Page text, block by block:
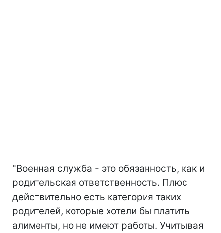
"Военная служба - это обязанность, как и
родительская ответственность. Плюс
действительно есть категория таких
родителей, которые хотели бы платить
алименты, но не имеют работы. Учитывая